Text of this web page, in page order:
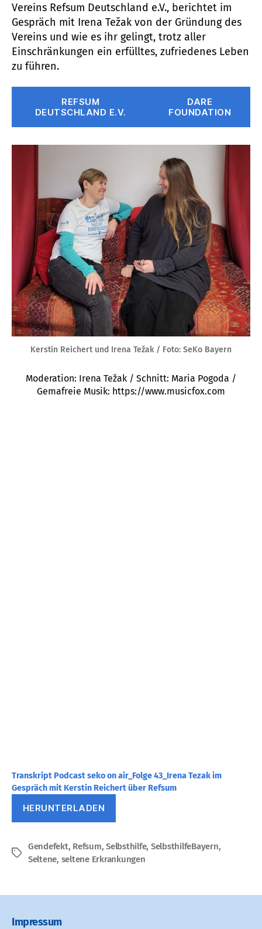
Vereins Refsum Deutschland e.V., berichtet im
Gespräch mit Irena Težak von der Gründung des
Vereins und wie es ihr gelingt, trotz aller
Einschränkungen ein erfülltes, zufriedenes Leben
zu führen.
REFSUM
DEUTSCHLAND E.V.
DARE
FOUNDATION
Kerstin Reichert und Irena Težak / Foto: SeKo Bayern
Moderation: Irena Težak / Schnitt: Maria Pogoda /
Gemafreie Musik: https://www.musicfox.com
Transkript Podcast seko on air_Folge 43_Irena Tezak im
Gespräch mit Kerstin Reichert über Refsum
HERUNTERLADEN
Schlagwörter
Gendefekt, Refsum,Selbsthilfe, SelbsthilfeBayern,
Seltene, seltene Erkrankungen
Impressum